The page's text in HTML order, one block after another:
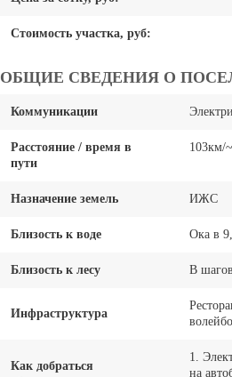
Стоимость участка, руб:
ОБЩИЕ СВЕДЕНИЯ О
Коммуникации
Расстояние / время в
пути
103км/
Назначение земель ИЖС
Близость к воде Ока в
Близость к лесу В
Инфраструктура
Как добраться
1.
на